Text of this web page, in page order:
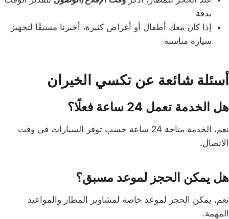
بدقة
إذا كان معك أطفال أو أغراض كثيرة، أخبرنا مسبقًا لتجهيز
سيارة مناسبة
أسئلة شائعة عن تكسي الخيران
هل الخدمة تعمل 24 ساعة فعلًا؟
نعم، الخدمة متاحة 24 ساعة حسب توفر السيارات في وقت
الاتصال.
هل يمكن الحجز لموعد مسبق؟
نعم، يمكن الحجز لموعد خاصة لمشاوير المطار والمواعيد
المهمة.